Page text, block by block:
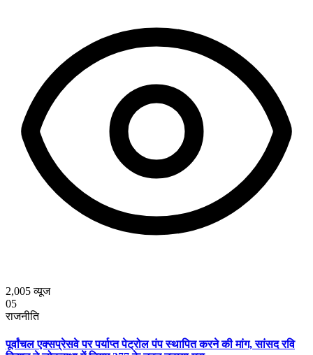
2,005व्यूज
05
राजनीति
पूर्वांचल एक्सप्रेसवे पर पर्याप्त पेट्रोल पंप स्थापित करने की मांग, सांसद रवि